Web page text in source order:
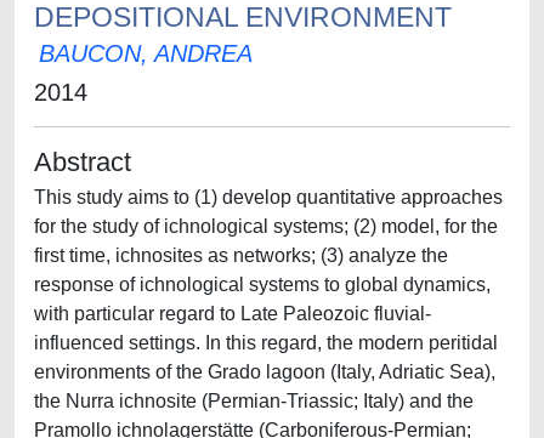
DEPOSITIONAL ENVIRONMENT
BAUCON, ANDREA
2014
Abstract
This study aims to (1) develop quantitative approaches
for the study of ichnological systems; (2) model, for the
first time, ichnosites as networks; (3) analyze the
response of ichnological systems to global dynamics,
with particular regard to Late Paleozoic fluvial-
influenced settings. In this regard, the modern peritidal
environments of the Grado lagoon (Italy, Adriatic Sea),
the Nurra ichnosite (Permian-Triassic; Italy) and the
Pramollo ichnolagerstätte (Carboniferous-Permian;